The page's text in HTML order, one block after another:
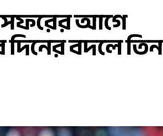
সফরের আগে
দিনের বদলে তিন